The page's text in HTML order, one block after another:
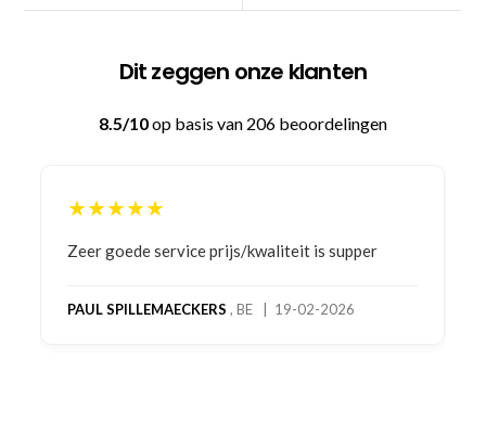
Dit zeggen onze klanten
8.5/10op basis van 206 beoordelingen
★★★★★
Bestelling gedaan vanwege goede prijzen en
bestelling al ontvangen met gifts, waardoor je